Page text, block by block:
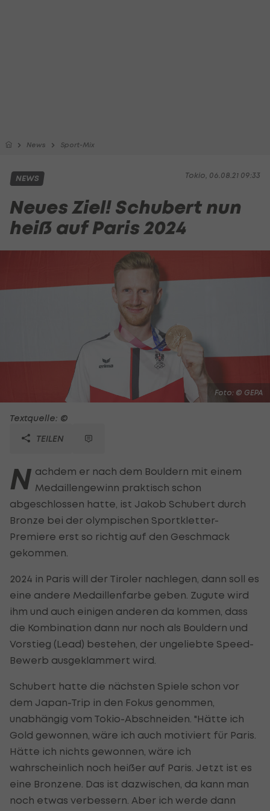
News Sport-Mix
Tokio, 06.08.21 09:33
NEWS
Neues Ziel! Schubert nun
heiß auf Paris 2024
Foto: © GEPA
Textquelle: ©
TEILEN
N achdem er nach dem Bouldern mit einem
Medaillengewinn praktisch schon
abgeschlossen hatte, ist Jakob Schubert durch
Bronze bei der olympischen Sportkletter-
Premiere erst so richtig auf den Geschmack
gekommen.
2024 in Paris will der Tiroler nachlegen, dann soll es
eine andere Medaillenfarbe geben. Zugute wird
ihm und auch einigen anderen da kommen, dass
die Kombination dann nur noch als Bouldern und
Vorstieg (Lead) bestehen, der ungeliebte Speed-
Bewerb ausgeklammert wird.
Schubert hatte die nächsten Spiele schon vor
dem Japan-Trip in den Fokus genommen,
unabhängig vom Tokio-Abschneiden. "Hätte ich
Gold gewonnen, wäre ich auch motiviert für Paris.
Hätte ich nichts gewonnen, wäre ich
wahrscheinlich noch heißer auf Paris. Jetzt ist es
eine Bronzene. Das ist dazwischen, da kann man
noch etwas verbessern. Aber ich werde dann